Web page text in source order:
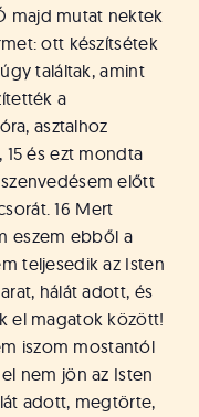
majd mutat nektek
ott készítsétek
találtak, amint
a
asztalhoz
és ezt mondta
előtt
16 Mert
eszem ebből a
teljesedik az Isten
hálát adott, és
el magatok között!
iszom mostantól
nem jön az Isten
adott, megtörte,